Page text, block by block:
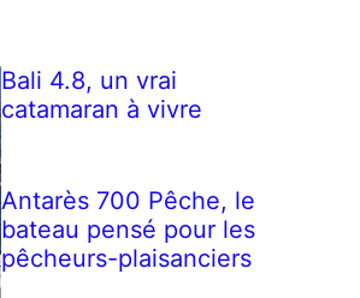
Bali 4.8, un vrai
catamaran à vivre
Antarès 700 Pêche, le
bateau pensé pour les
pêcheurs-plaisanciers